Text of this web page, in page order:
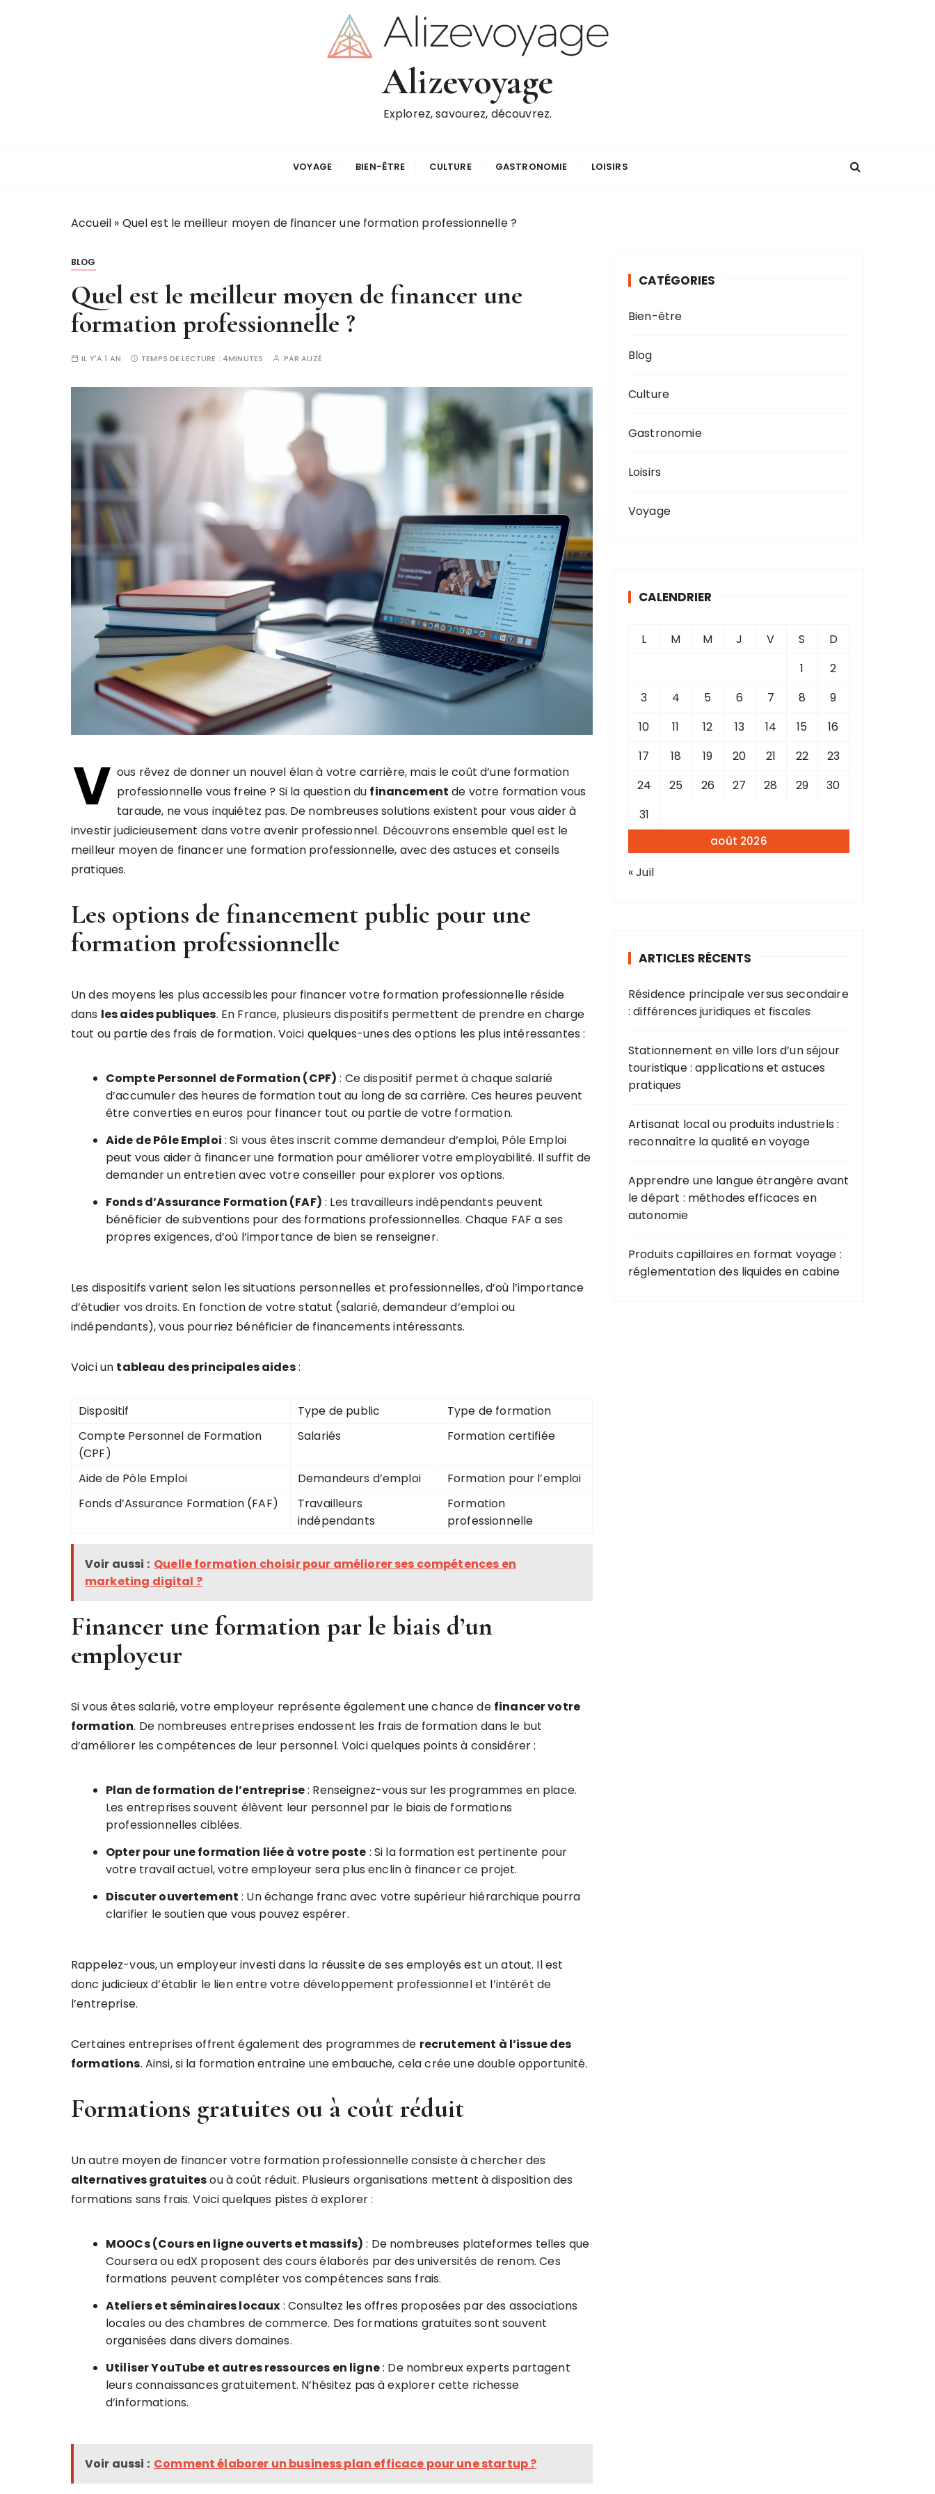
Alizevoyage
Explorez, savourez, découvrez.
VOYAGE BIEN-ÊTRE CULTURE GASTRONOMIE LOISIRS
Accueil » Quel est le meilleur moyen de financer une formation professionnelle ?
BLOG
Quel est le meilleur moyen de financer une
formation professionnelle ?
IL Y'A 1 AN TEMPS DE LECTURE : 4MINUTES PARALIZÉ
V ous rêvez de donner un nouvel élan à votre carrière, mais le coût d’une formation
professionnelle vous freine ? Si la question du financement de votre formation vous
taraude, ne vous inquiétez pas. De nombreuses solutions existent pour vous aider à
investir judicieusement dans votre avenir professionnel. Découvrons ensemble quel est le
meilleur moyen de financer une formation professionnelle, avec des astuces et conseils
pratiques.
Les options de financement public pour une
formation professionnelle
Un des moyens les plus accessibles pour financer votre formation professionnelle réside
dans les aides publiques. En France, plusieurs dispositifs permettent de prendre en charge
tout ou partie des frais de formation. Voici quelques-unes des options les plus intéressantes :
Compte Personnel de Formation (CPF) : Ce dispositif permet à chaque salarié
d’accumuler des heures de formation tout au long de sa carrière. Ces heures peuvent
être converties en euros pour financer tout ou partie de votre formation.
Aide de Pôle Emploi : Si vous êtes inscrit comme demandeur d’emploi, Pôle Emploi
peut vous aider à financer une formation pour améliorer votre employabilité. Il suffit de
demander un entretien avec votre conseiller pour explorer vos options.
Fonds d’Assurance Formation (FAF) : Les travailleurs indépendants peuvent
bénéficier de subventions pour des formations professionnelles. Chaque FAF a ses
propres exigences, d’où l’importance de bien se renseigner.
Les dispositifs varient selon les situations personnelles et professionnelles, d’où l’importance
d’étudier vos droits. En fonction de votre statut (salarié, demandeur d’emploi ou
indépendants), vous pourriez bénéficier de financements intéressants.
Voici un tableau des principales aides:
Dispositif Type de public
Type de formation
Compte Personnel de Formation
(CPF)
Salariés Formation certifiée
Aide de Pôle Emploi Demandeurs d’emploi
Formation pour l’emploi
Fonds d’Assurance Formation (FAF)
Travailleurs
indépendants
Formation
professionnelle
Voir aussi : Quelle formation choisir pour améliorer ses compétences en
marketing digital ?
Financer une formation par le biais d’un
employeur
Si vous êtes salarié, votre employeur représente également une chance de financer votre
formation. De nombreuses entreprises endossent les frais de formation dans le but
d’améliorer les compétences de leur personnel. Voici quelques points à considérer :
Plan de formation de l’entreprise: Renseignez-vous sur les programmes en place.
Les entreprises souvent élèvent leur personnel par le biais de formations
professionnelles ciblées.
Opter pour une formation liée à votre poste : Si la formation est pertinente pour
votre travail actuel, votre employeur sera plus enclin à financer ce projet.
Discuter ouvertement : Un échange franc avec votre supérieur hiérarchique pourra
clarifier le soutien que vous pouvez espérer.
Rappelez-vous, un employeur investi dans la réussite de ses employés est un atout. Il est
donc judicieux d’établir le lien entre votre développement professionnel et l’intérêt de
l’entreprise.
Certaines entreprises offrent également des programmes de recrutement à l’issue des
formations. Ainsi, si la formation entraîne une embauche, cela crée une double opportunité.
Formations gratuites ou à coût réduit
Un autre moyen de financer votre formation professionnelle consiste à chercher des
alternatives gratuitesou à coût réduit. Plusieurs organisations mettent à disposition des
formations sans frais. Voici quelques pistes à explorer :
MOOCs (Cours en ligne ouverts et massifs) : De nombreuses plateformes telles que
Coursera ou edX proposent des cours élaborés par des universités de renom. Ces
formations peuvent compléter vos compétences sans frais.
Ateliers et séminaires locaux : Consultez les offres proposées par des associations
locales ou des chambres de commerce. Des formations gratuites sont souvent
organisées dans divers domaines.
Utiliser YouTube et autres ressources en ligne: De nombreux experts partagent
leurs connaissances gratuitement. N’hésitez pas à explorer cette richesse
d’informations.
Voir aussi : Comment élaborer un business plan efficace pour une startup ?
CATÉGORIES
Bien-être
Blog
Culture
Gastronomie
Loisirs
Voyage
CALENDRIER
août 2026
L M M J V S
D
1
2
3
4 5 6 7 8
9
10
11 12 13 14 15
16
17
18 19 20 21 22
23
24
25 26 27 28 29
30
31
« Juil
ARTICLES RÉCENTS
Résidence principale versus secondaire
: différences juridiques et fiscales
Stationnement en ville lors d’un séjour
touristique : applications et astuces
pratiques
Artisanat local ou produits industriels :
reconnaître la qualité en voyage
Apprendre une langue étrangère avant
le départ : méthodes efficaces en
autonomie
Produits capillaires en format voyage :
réglementation des liquides en cabine